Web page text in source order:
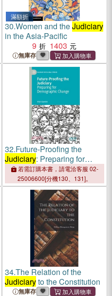
滿額折
30.Women and theJudiciary
in the Asia-Pacific
9
1403
無庫存
32.Future-Proofing the
Judiciary: Preparing for
Demographic Change
若需訂購本書，請電洽客服 02-
25006600[分機130、131]。
34.The Relation of the
Judiciaryto the Constitution
無庫存